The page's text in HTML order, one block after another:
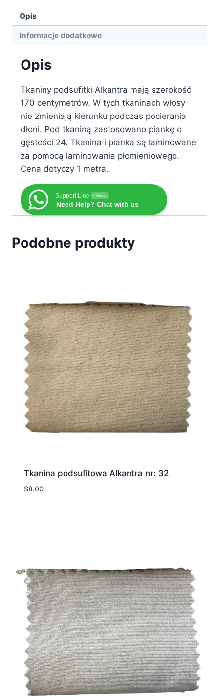
Opis
Informacje dodatkowe
Opis
Tkaniny podsufitki Alkantra mają szerokość
170 centymetrów. W tych tkaninach włosy
nie zmieniają kierunku podczas pocierania
dłoni. Pod tkaniną zastosowano piankę o
gęstości 24. Tkanina i pianka są laminowane
za pomocą laminowania płomieniowego.
Cena dotyczy 1 metra.
Support Line Online
Need Help? Chat with us
Podobne produkty
Tkanina podsufitowa Alkantra nr: 32
$8.00